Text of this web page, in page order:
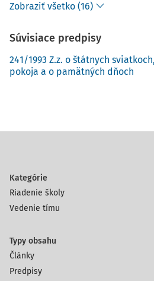
Zobraziť všetko (16)
Súvisiace predpisy
241/1993 Z.z. o štátnych
pokoja a o pamätných dňoch
Kategórie
Riadenie školy
Vedenie tímu
Typy obsahu
Články
Predpisy